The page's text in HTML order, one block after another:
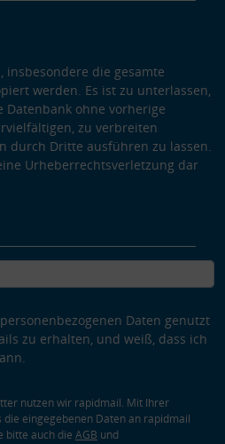
insbesondere die gesamte
werden. Es ist zu unterlassen,
Datenbank ohne vorherige
zu verbreiten
durch Dritte ausführen zu lassen.
Urheberrechtsverletzung dar
Daten genutzt
zu erhalten, und weiß, dass ich
nutzen wir rapidmail. Mit Ihrer
eingegebenen Daten an rapidmail
bitte auch die AGB und